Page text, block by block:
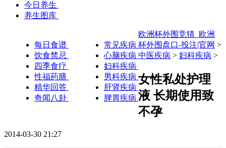
今日养生
养生图库
每日食谱
饮食禁忌
四季食疗
性福药膳
精华回答
奇闻八卦
常见疾病
心脑疾病
妇科疾病
男科疾病
肝肾疾病
脾胃疾病
欧洲杯外围竞猜_欧洲
杯外围盘口-投注|官网 >
中医疾病 > 妇科疾病 >
女性私处护理
液 长期使用致
不孕
2014-03-30 21:27